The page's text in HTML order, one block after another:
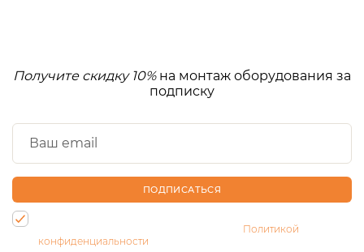
Получите скидку 10%на монтаж оборудования за
подписку
ПОДПИСАТЬСЯ
Политикой
конфиденциальности